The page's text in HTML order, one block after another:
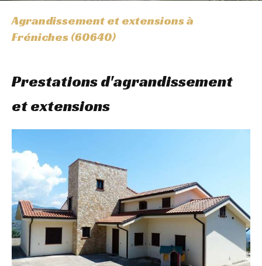
Agrandissement et extensions à
Fréniches (60640)
Prestations d'agrandissement
et extensions